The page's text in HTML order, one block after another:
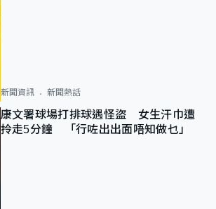
新聞資訊 新聞熱話
康文署球場打排球遇怪盜 女生汗巾遭
拎走5分鐘 「行咗出出面唔知做乜」